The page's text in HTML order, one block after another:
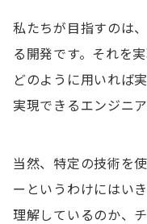
私たちが目指すのは
る開発です。それを
どのように用いれば
実現できるエンジニ
当然、特定の技術を
ーというわけにはい
理解しているのか、